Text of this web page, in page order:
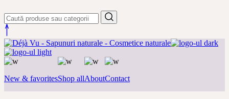
New & favoritesShop allAboutContact